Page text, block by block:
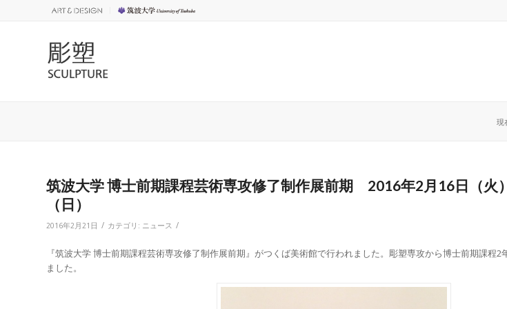
現
筑波大学 博士前期課程芸術専攻修了制作展前期 2016年2月16日（火
（日）
2016年2月21日 / カテゴリ: ニュース /
『筑波大学 博士前期課程芸術専攻修了制作展前期』がつくば美術館で行われました。彫塑専攻から博士前期課程2
ました。